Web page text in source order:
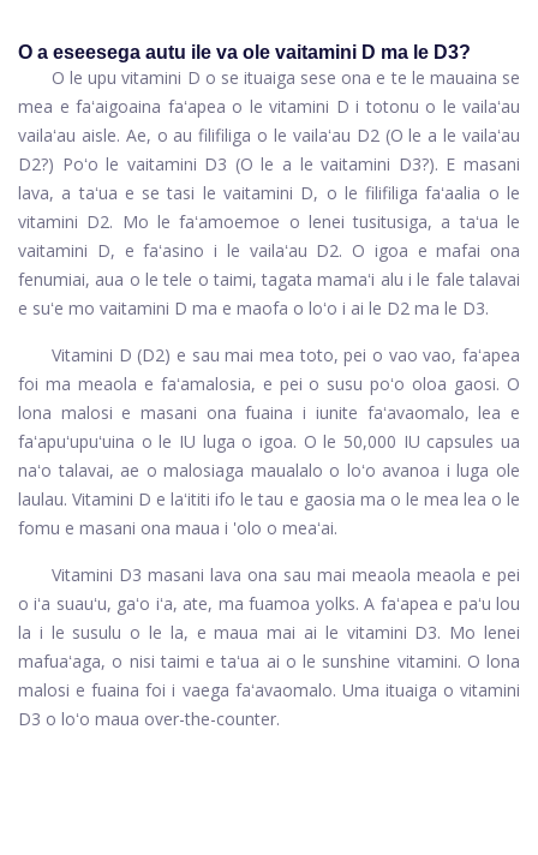
O a eseesega autu ile va ole vaitamini D ma le D3?
O le upu vitamini D o se ituaiga sese ona e te le mauaina se
mea e faʻaigoaina faʻapea o le vitamini D i totonu o le vailaʻau
vailaʻau aisle. Ae, o au filifiliga o le vailaʻau D2 (O le a le vailaʻau
D2?) Poʻo le vaitamini D3 (O le a le vaitamini D3?). E masani
lava, a taʻua e se tasi le vaitamini D, o le filifiliga faʻaalia o le
vitamini D2. Mo le faʻamoemoe o lenei tusitusiga, a taʻua le
vaitamini D, e faʻasino i le vailaʻau D2. O igoa e mafai ona
fenumiai, aua o le tele o taimi, tagata mamaʻi alu i le fale talavai
e suʻe mo vaitamini D ma e maofa o loʻo i ai le D2 ma le D3.
Vitamini D (D2) e sau mai mea toto, pei o vao vao, faʻapea
foi ma meaola e faʻamalosia, e pei o susu poʻo oloa gaosi. O
lona malosi e masani ona fuaina i iunite faʻavaomalo, lea e
faʻapuʻupuʻuina o le IU luga o igoa. O le 50,000 IU capsules ua
naʻo talavai, ae o malosiaga maualalo o loʻo avanoa i luga ole
laulau. Vitamini D e laʻititi ifo le tau e gaosia ma o le mea lea o le
fomu e masani ona maua i 'olo o meaʻai.
Vitamini D3 masani lava ona sau mai meaola meaola e pei
o iʻa suauʻu, gaʻo iʻa, ate, ma fuamoa yolks. A faʻapea e paʻu lou
la i le susulu o le la, e maua mai ai le vitamini D3. Mo lenei
mafuaʻaga, o nisi taimi e taʻua ai o le sunshine vitamini. O lona
malosi e fuaina foi i vaega faʻavaomalo. Uma ituaiga o vitamini
D3 o loʻo maua over-the-counter.